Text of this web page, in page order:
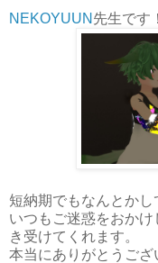
NEKOYUUN 先生です！
短納期でもなんとかし
いつもご迷惑をおか
き受けてくれます。
本当にありがとうござ